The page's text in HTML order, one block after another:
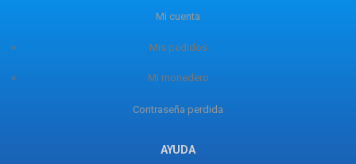
Mi cuenta
Mis pedidos
Mi monedero
Contraseña perdida
AYUDA